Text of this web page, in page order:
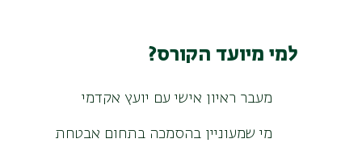
למי מיועד הקורס?
מעבר ראיון אישי עם יועץ אקדמי
מי שמעוניין בהסמכה בתחום אבטחת